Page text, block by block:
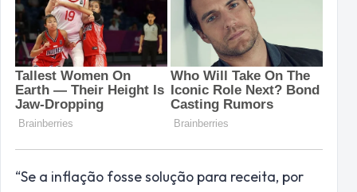
“Se a inflação fosse solução para receita, por